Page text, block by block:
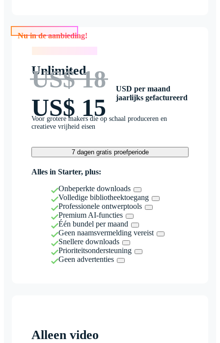
Nu in de aanbieding!
Unlimited
US$ 18
US$ 15
USD per maand
jaarlijks gefactureerd
Voor grotere makers die op schaal produceren en
creatieve vrijheid eisen
7 dagen gratis proefperiode
Alles in Starter, plus:
Onbeperkte downloads
Volledige bibliotheektoegang
Professionele ontwerptools
Premium AI-functies
Één bundel per maand
Geen naamsvermelding vereist
Snellere downloads
Prioriteitsondersteuning
Geen advertenties
Alleen video